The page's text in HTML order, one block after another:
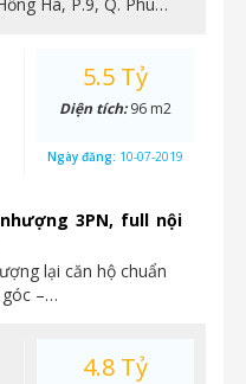
3PN, full nội
lại căn hộ chuẩn
góc –…
5.5 Tỷ
Diện tích:96 m2
Ngày đăng: 10-07-2019
4.8 Tỷ